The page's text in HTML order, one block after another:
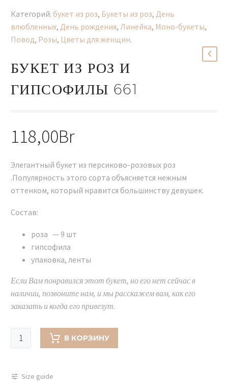
Категорий: букет из роз, Букеты из роз, День
влюбленных, День рождения, Линейка, Моно-букеты,
Повод, Розы, Цветы для женщин.
БУКЕТ ИЗ РОЗ И
ГИПСОФИЛЫ 661
118,00Br
Элегантный букет из персиково-розовых роз
.Популярность этого сорта объясняется нежным
оттенком, который нравится большинству девушек.
Состав:
роза — 9 шт
гипсофила
упаковка, ленты
Если Вам понравился этот букет, но его нет сейчас в
наличии, позвоните нам, и мы расскажем вам, как его
заказать и когда его привезут.
Количество
товара
из
В КОРЗИНУ
Size guide